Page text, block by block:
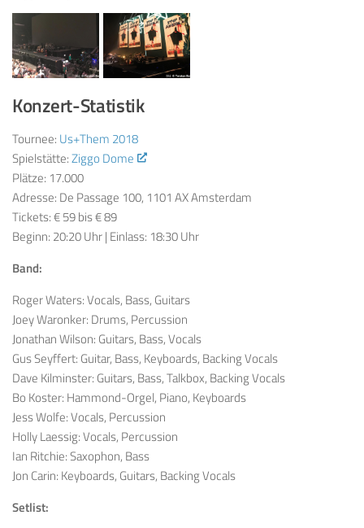
Konzert-Statistik
Tournee: Us+Them 2018
Spielstätte:Ziggo Dome
Plätze: 17.000
Adresse: De Passage 100, 1101 AX Amsterdam
Tickets: € 59 bis € 89
Beginn: 20:20 Uhr | Einlass: 18:30 Uhr
Band:
Roger Waters: Vocals, Bass, Guitars
Joey Waronker: Drums, Percussion
Jonathan Wilson: Guitars, Bass, Vocals
Gus Seyffert: Guitar, Bass, Keyboards, Backing Vocals
Dave Kilminster: Guitars, Bass, Talkbox, Backing Vocals
Bo Koster: Hammond-Orgel, Piano, Keyboards
Jess Wolfe: Vocals, Percussion
Holly Laessig: Vocals, Percussion
Ian Ritchie: Saxophon, Bass
Jon Carin: Keyboards, Guitars, Backing Vocals
Setlist: